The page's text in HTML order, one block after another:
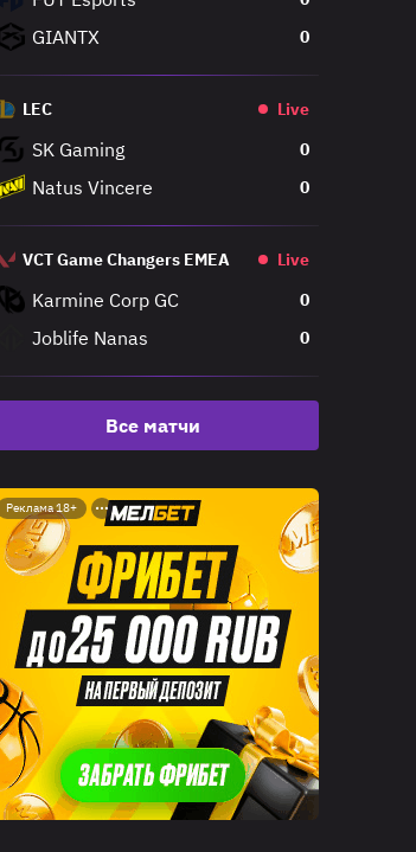
GIANTX 0
LEC Live
SK Gaming 0
Natus Vincere 0
VCT Game Changers EMEA Live
Karmine Corp GC 0
Joblife Nanas 0
Все матчи
Реклама 18+